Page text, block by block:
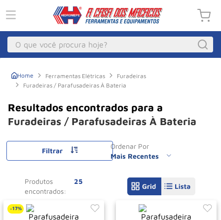
O que você procura hoje?
Ferramentas Elétricas
Furadeiras
Furadeiras / Parafusadeiras À Bateria
Furadeiras / Parafusadeiras À Bateria
Ordenar Por
Mais Recentes
Filtrar
25
Produtos
-17%
1 º Macacos
2 Guincho Eletrico
3º Macaco Hidraulico
4º Macaco Jacare
5º Guincho
6º Talha Eletrica
Talha
9º Paleteira